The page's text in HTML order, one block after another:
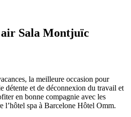
Sala Montjuïc
la meilleure occasion pour
détente et de déconnexion du travail et
en bonne compagnie avec les
l’hôtel spa à Barcelone Hôtel Omm.